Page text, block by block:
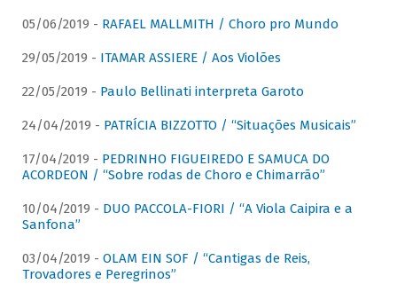
05/06/2019 - RAFAEL MALLMITH / Choro pro Mundo
29/05/2019 - ITAMAR ASSIERE / Aos Violões
22/05/2019 - Paulo Bellinati interpreta Garoto
24/04/2019 - PATRÍCIA BIZZOTTO / “Situações Musicais”
17/04/2019 - PEDRINHO FIGUEIREDO E SAMUCA DO
ACORDEON / “Sobre rodas de Choro e Chimarrão”
10/04/2019 - DUO PACCOLA-FIORI / “A Viola Caipira e a
Sanfona”
03/04/2019 - OLAM EIN SOF / “Cantigas de Reis,
Trovadores e Peregrinos”